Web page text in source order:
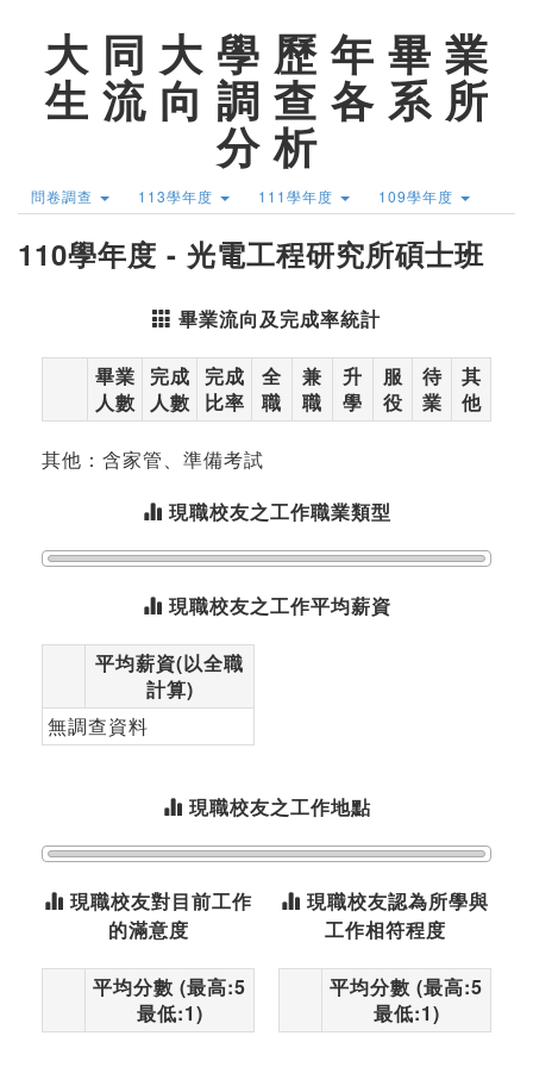
大 同 大 學 歷 年 畢 業
生 流 向 調 查 各 系 所
分 析
問卷調查 113學年度 111學年度 109學年度
110學年度 - 光電工程研究所碩士班
畢業流向及完成率統計
畢業
人數
完成
人數
完成
比率
全
職
兼
職
升
學
服
役
待
業
其
他
其他：含家管、準備考試
現職校友之工作職業類型
現職校友之工作平均薪資
平均薪資(以全職
計算)
無調查資料
現職校友之工作地點
現職校友對目前工作
的滿意度
現職校友認為所學與
工作相符程度
平均分數 (最高:5
最低:1)
平均分數 (最高:5
最低:1)